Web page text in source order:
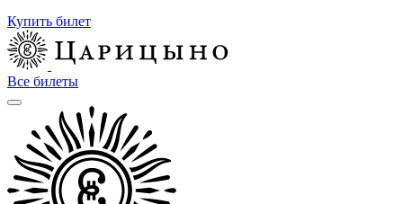
Купить билет
Все билеты